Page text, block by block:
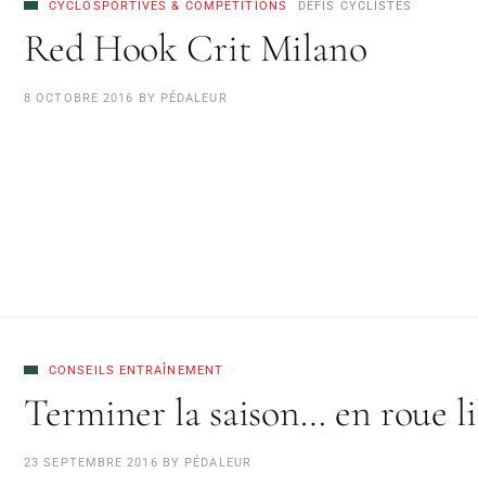
CYCLOSPORTIVES & COMPÉTITIONS DÉFIS CYCLISTES
Red Hook Crit Milano
8 OCTOBRE 2016 BY PÉDALEUR
CONSEILS ENTRAÎNEMENT
Terminer la saison… en roue
23 SEPTEMBRE 2016 BY PÉDALEUR